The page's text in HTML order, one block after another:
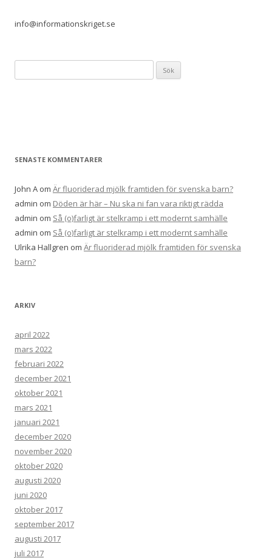
info@informationskriget.se
efter:
SENASTE KOMMENTARER
John A om Är fluoriderad mjölk framtiden för svenska barn?
admin om Döden är här – Nu ska ni fan vara riktigt rädda
admin om Så (o)farligt är stelkramp i ett modernt samhälle
admin om Så (o)farligt är stelkramp i ett modernt samhälle
Ulrika Hallgren om Är fluoriderad mjölk framtiden för svenska
barn?
ARKIV
april 2022
mars 2022
februari 2022
december 2021
oktober 2021
mars 2021
januari 2021
december 2020
november 2020
oktober 2020
augusti 2020
juni 2020
oktober 2017
september 2017
augusti 2017
juli 2017